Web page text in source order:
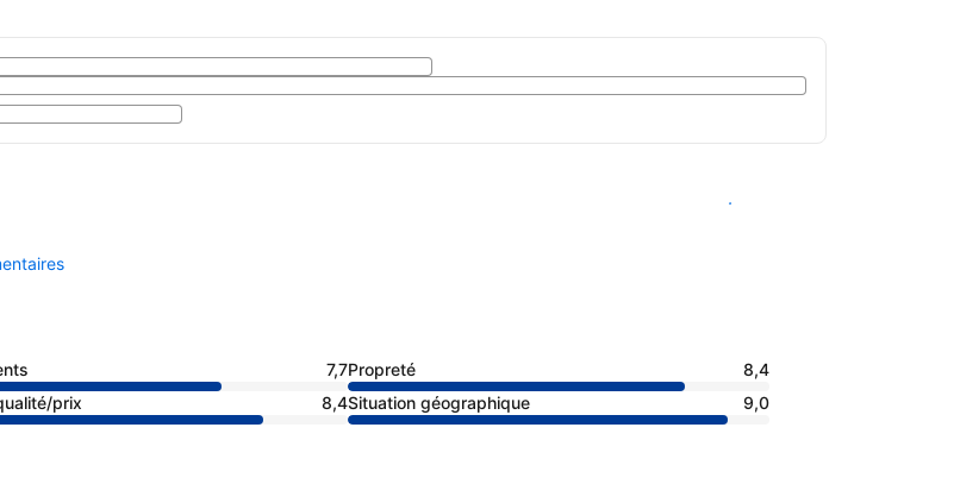
Voir les disponibilités
7,7Propreté
8,4
prix 8,4Situation géographique
9,0